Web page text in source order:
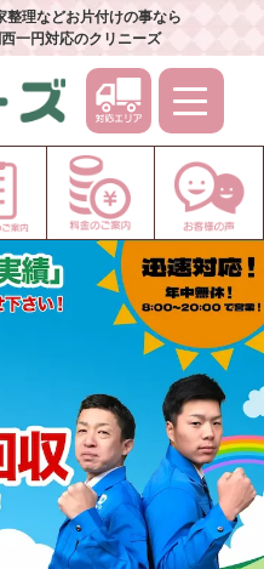
整理などお片付けの事なら
一円対応のクリニーズ